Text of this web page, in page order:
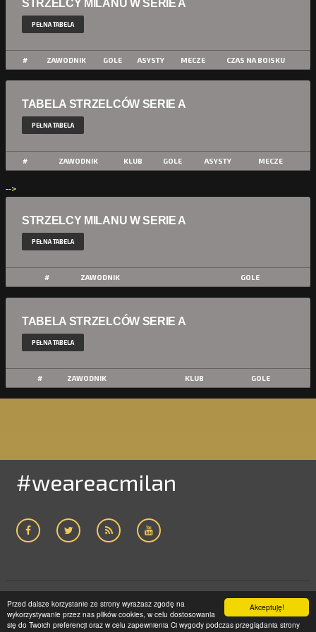
Akceptuję!
Przed dalsze korzystanie ze strony wyrażasz zgodę na
wykorzystywanie przez nas plików cookies, w celu dostosowania
się do Twoich preferencji oraz w celu zapewnienia Ci wygody podczas przeglądania strony
STRZELCY MILANU W SERIE A
PEŁNA TABELA
# ZAWODNIK GOLE ASYSTY MECZE CZAS NA BOISKU
TABELA STRZELCÓW SERIE A
PEŁNA TABELA
# ZAWODNIK KLUB GOLE ASYSTY MECZE
-->
STRZELCY MILANU W SERIE A
PEŁNA TABELA
# ZAWODNIK GOLE
TABELA STRZELCÓW SERIE A
PEŁNA TABELA
# ZAWODNIK KLUB GOLE
#weareacmilan
ACMILAN24.COM2005-2019 | WSZELKIE PRAWA ZASTRZEŻONE
STRONA GŁÓWNA POLITYKA PRYWATNOŚCI KONTAKT